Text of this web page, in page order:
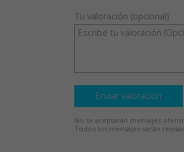
Tu valoración (opcional)
Enviar valoración
No se aceptarán mensajes
Todos los mensajes serán